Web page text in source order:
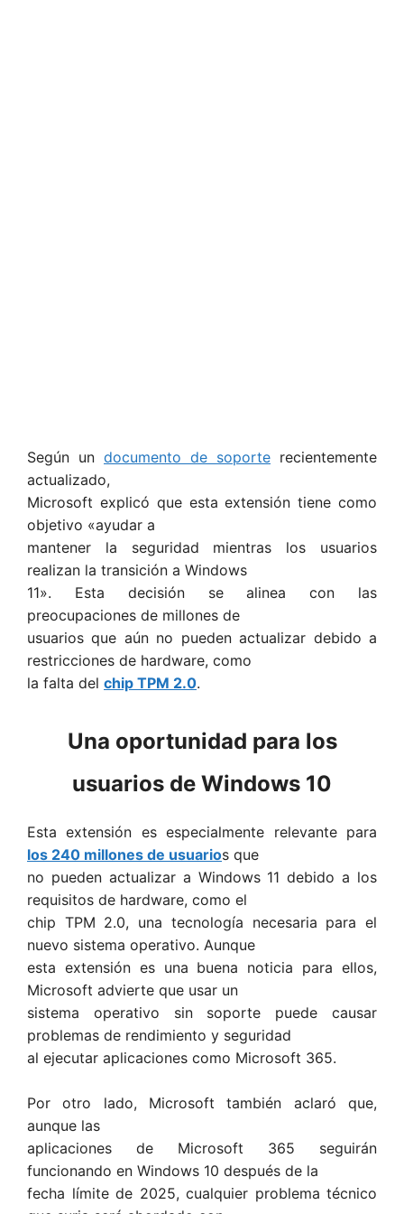
Según un documento de soporte recientemente
actualizado,
Microsoft explicó que esta extensión tiene como
objetivo «ayudar a
mantener la seguridad mientras los usuarios
realizan la transición a Windows
11». Esta decisión se alinea con las
preocupaciones de millones de
usuarios que aún no pueden actualizar debido a
restricciones de hardware, como
la falta del chip TPM 2.0.
Una oportunidad para los
usuarios de Windows 10
Esta extensión es especialmente relevante para
los 240 millones de usuarios que
no pueden actualizar a Windows 11 debido a los
requisitos de hardware, como el
chip TPM 2.0, una tecnología necesaria para el
nuevo sistema operativo. Aunque
esta extensión es una buena noticia para ellos,
Microsoft advierte que usar un
sistema operativo sin soporte puede causar
problemas de rendimiento y seguridad
al ejecutar aplicaciones como Microsoft 365.
Por otro lado, Microsoft también aclaró que,
aunque las
aplicaciones de Microsoft 365 seguirán
funcionando en Windows 10 después de la
fecha límite de 2025, cualquier problema técnico